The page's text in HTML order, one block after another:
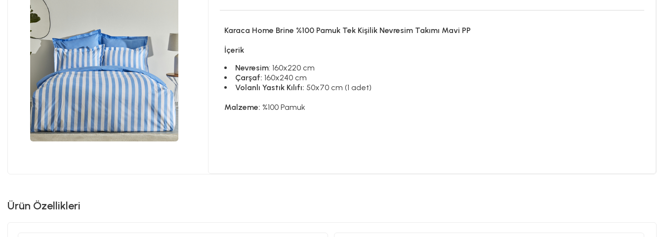
Karaca Home Brine %100 Pamuk Tek Kişilik Nevresim Takımı Mavi PP
İçerik
Nevresim: 160x220 cm
Çarşaf: 160x240 cm
Volanlı Yastık Kılıfı: 50x70 cm (1 adet)
Malzeme: %100 Pamuk
Ürün Özellikleri